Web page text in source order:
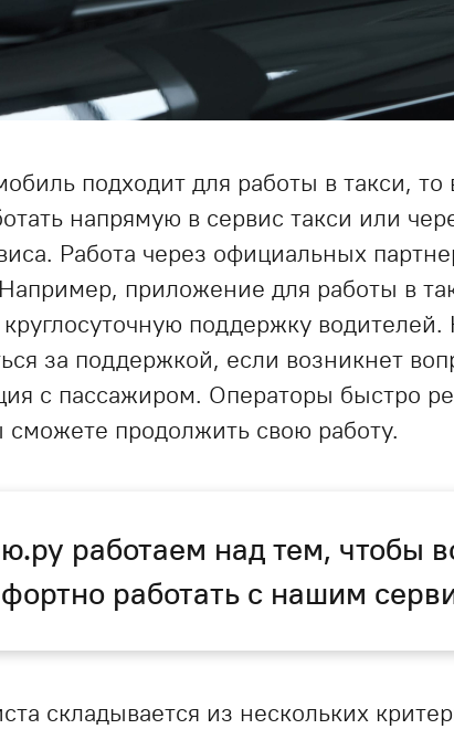
подходит для работы в такси,
напрямую в сервис такси или
Работа через официальных
приложение для работы в
круглосуточную поддержку
за поддержкой, если возникнет
с пассажиром. Операторы быстро
сможете продолжить свою работу.
работаем над тем, чтобы
работать с нашим
складывается из нескольких